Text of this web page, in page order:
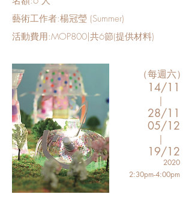
藝術工作者:楊冠瑩 (Summer)
活動費用:MOP800|共6節(提供材料)
（每週六）
14/11
｜
28/11
05/12
｜
19/12
2020
2:30pm-4:00pm